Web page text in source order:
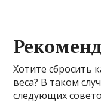
Хотите сбросить
веса? В таком
следующих